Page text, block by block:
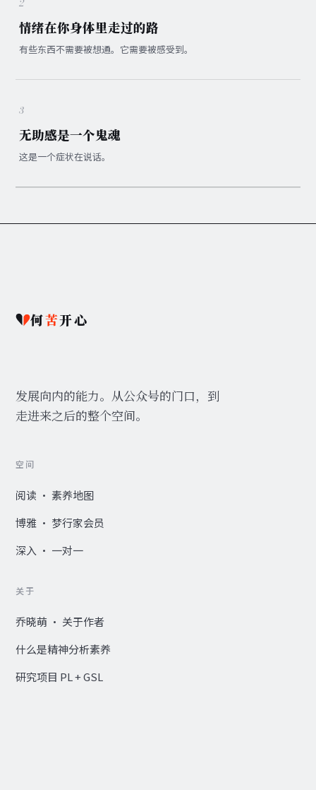
情绪在你身体里走过的路
有些东西不需要被想通。它需要被感受到。
3
无助感是一个鬼魂
这是一个症状在说话。
何苦开心
发展向内的能力。从公众号的门口，到
走进来之后的整个空间。
空间
阅读 · 素养地图
博雅 · 梦行家会员
深入 · 一对一
关于
乔晓萌 · 关于作者
什么是精神分析素养
研究项目 PL + GSL